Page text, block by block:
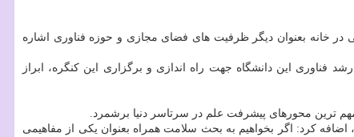
خانه بعنوان دیگر ظرفیت های فضای مجازی و حوزه فناوری اشاره
این دانشگاه جهت راه اندازی و برگزاری این کنگره، ابراز
ترین محورهای پیشرفت علم در سرتاسر دنیا برشمرد.
با همه گیری (اپیدمی) و پاندمی (جهان گیری) کووید۱۹ معنی و مفهوم ویژه ای دارد، اضافه کرد: اگر بخواهیم به بحث سلامت همراه بعنوان یکی از مفاهیمی